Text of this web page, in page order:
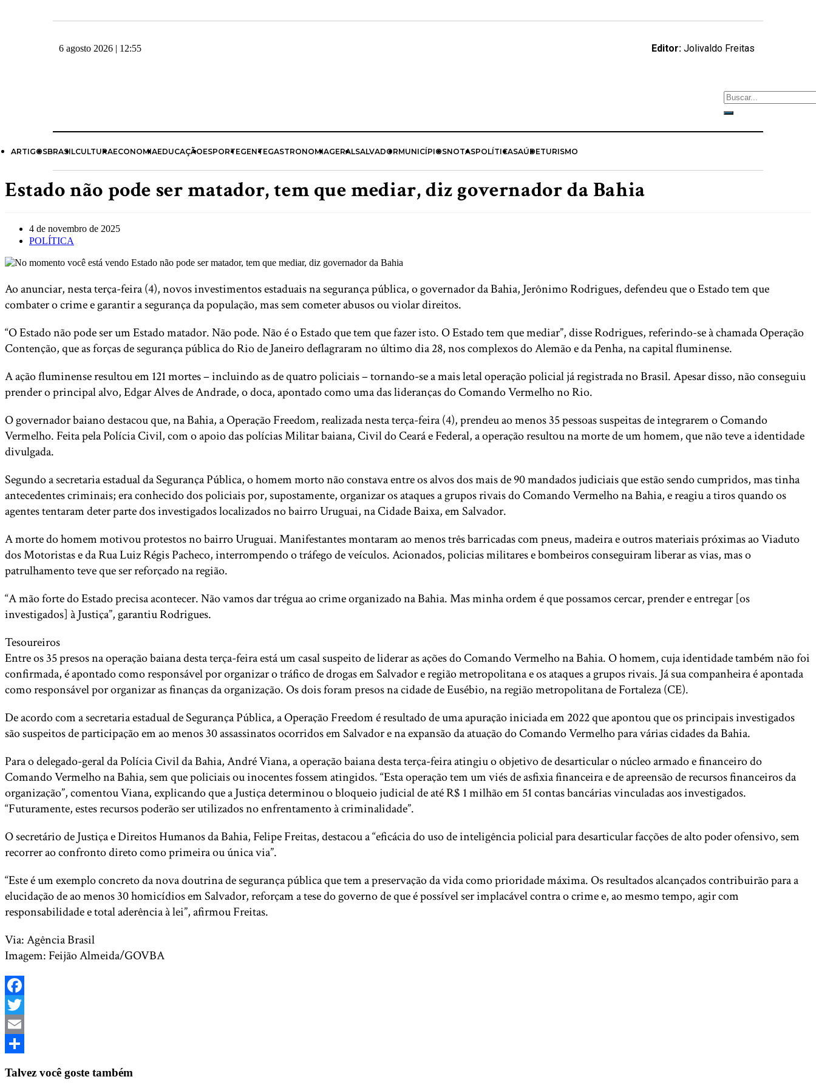
6 agosto 2026 | 12:55 Editor:Jolivaldo Freitas
ARTIGOSBRASILCULTURAECONOMIAEDUCAÇÃOESPORTEGENTEGASTRONOMIAGERALSALVADORMUNICÍPIOSNOTASPOLÍTICASAÚDETURISMO
Estado não pode ser matador, tem que mediar, diz governador da Bahia
4 de novembro de 2025
POLÍTICA
Ao anunciar, nesta terça-feira (4), novos investimentos estaduais na segurança pública, o governador da Bahia, Jerônimo Rodrigues, defendeu que o Estado tem que
combater o crime e garantir a segurança da população, mas sem cometer abusos ou violar direitos.
“O Estado não pode ser um Estado matador. Não pode. Não é o Estado que tem que fazer isto. O Estado tem que mediar”, disse Rodrigues, referindo-se à chamada Operação
Contenção, que as forças de segurança pública do Rio de Janeiro deflagraram no último dia 28, nos complexos do Alemão e da Penha, na capital fluminense.
A ação fluminense resultou em 121 mortes – incluindo as de quatro policiais – tornando-se a mais letal operação policial já registrada no Brasil. Apesar disso, não conseguiu
prender o principal alvo, Edgar Alves de Andrade, o doca, apontado como uma das lideranças do Comando Vermelho no Rio.
O governador baiano destacou que, na Bahia, a Operação Freedom, realizada nesta terça-feira (4), prendeu ao menos 35 pessoas suspeitas de integrarem o Comando
Vermelho. Feita pela Polícia Civil, com o apoio das polícias Militar baiana, Civil do Ceará e Federal, a operação resultou na morte de um homem, que não teve a identidade
divulgada.
Segundo a secretaria estadual da Segurança Pública, o homem morto não constava entre os alvos dos mais de 90 mandados judiciais que estão sendo cumpridos, mas tinha
antecedentes criminais; era conhecido dos policiais por, supostamente, organizar os ataques a grupos rivais do Comando Vermelho na Bahia, e reagiu a tiros quando os
agentes tentaram deter parte dos investigados localizados no bairro Uruguai, na Cidade Baixa, em Salvador.
A morte do homem motivou protestos no bairro Uruguai. Manifestantes montaram ao menos três barricadas com pneus, madeira e outros materiais próximas ao Viaduto
dos Motoristas e da Rua Luiz Régis Pacheco, interrompendo o tráfego de veículos. Acionados, policias militares e bombeiros conseguiram liberar as vias, mas o
patrulhamento teve que ser reforçado na região.
“A mão forte do Estado precisa acontecer. Não vamos dar trégua ao crime organizado na Bahia. Mas minha ordem é que possamos cercar, prender e entregar [os
investigados] à Justiça”, garantiu Rodrigues.
Tesoureiros
Entre os 35 presos na operação baiana desta terça-feira está um casal suspeito de liderar as ações do Comando Vermelho na Bahia. O homem, cuja identidade também não foi
confirmada, é apontado como responsável por organizar o tráfico de drogas em Salvador e região metropolitana e os ataques a grupos rivais. Já sua companheira é apontada
como responsável por organizar as finanças da organização. Os dois foram presos na cidade de Eusébio, na região metropolitana de Fortaleza (CE).
De acordo com a secretaria estadual de Segurança Pública, a Operação Freedom é resultado de uma apuração iniciada em 2022 que apontou que os principais investigados
são suspeitos de participação em ao menos 30 assassinatos ocorridos em Salvador e na expansão da atuação do Comando Vermelho para várias cidades da Bahia.
Para o delegado-geral da Polícia Civil da Bahia, André Viana, a operação baiana desta terça-feira atingiu o objetivo de desarticular o núcleo armado e financeiro do
Comando Vermelho na Bahia, sem que policiais ou inocentes fossem atingidos. “Esta operação tem um viés de asfixia financeira e de apreensão de recursos financeiros da
organização”, comentou Viana, explicando que a Justiça determinou o bloqueio judicial de até R$ 1 milhão em 51 contas bancárias vinculadas aos investigados.
“Futuramente, estes recursos poderão ser utilizados no enfrentamento à criminalidade”.
O secretário de Justiça e Direitos Humanos da Bahia, Felipe Freitas, destacou a “eficácia do uso de inteligência policial para desarticular facções de alto poder ofensivo, sem
recorrer ao confronto direto como primeira ou única via”.
“Este é um exemplo concreto da nova doutrina de segurança pública que tem a preservação da vida como prioridade máxima. Os resultados alcançados contribuirão para a
elucidação de ao menos 30 homicídios em Salvador, reforçam a tese do governo de que é possível ser implacável contra o crime e, ao mesmo tempo, agir com
responsabilidade e total aderência à lei”, afirmou Freitas.
Via: Agência Brasil
Imagem: Feijão Almeida/GOVBA
Facebook
Twitter
Email
Talvez você goste também